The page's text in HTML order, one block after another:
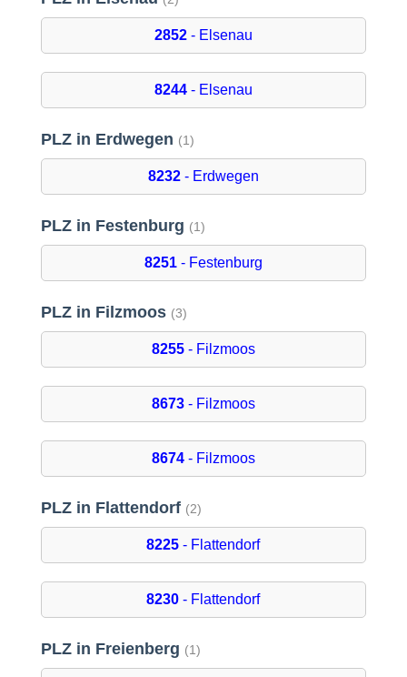
2852- Elsenau
8244- Elsenau
PLZ in Erdwegen (1)
8232- Erdwegen
PLZ in Festenburg (1)
8251- Festenburg
PLZ in Filzmoos (3)
8255- Filzmoos
8673- Filzmoos
8674- Filzmoos
PLZ in Flattendorf (2)
8225 - Flattendorf
8230 - Flattendorf
PLZ in Freienberg (1)